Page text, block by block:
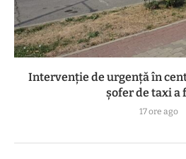
Intervenție de urgență în
șofer de taxi a
17 ore ago